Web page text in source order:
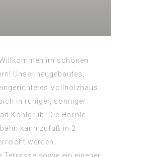
im schönen
Unser neugebautes,
Vollholzhaus
in ruhiger, sonniger
Kohlgrub. Die Hörnle-
kann zufuß in 2
werden.